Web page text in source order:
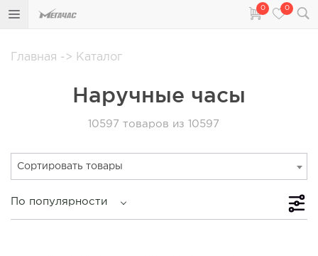
0 0
Главная -> Каталог
Наручные часы
10597 товаров из 10597
Сортировать товары
По популярности